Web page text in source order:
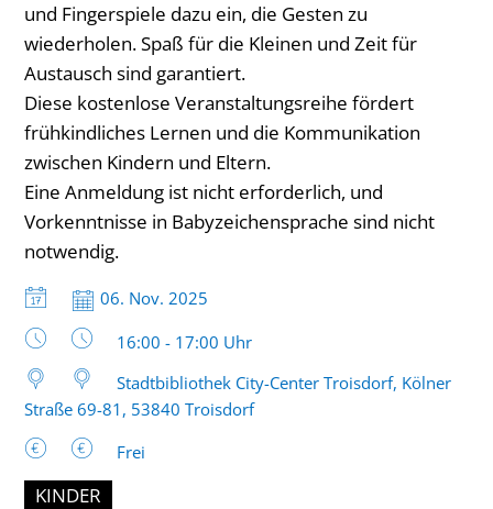
und Fingerspiele dazu ein, die Gesten zu
wiederholen. Spaß für die Kleinen und Zeit für
Austausch sind garantiert.
Diese kostenlose Veranstaltungsreihe fördert
frühkindliches Lernen und die Kommunikation
zwischen Kindern und Eltern.
Eine Anmeldung ist nicht erforderlich, und
Vorkenntnisse in Babyzeichensprache sind nicht
notwendig.
Datum:
06. Nov. 2025
Uhrzeit:
16:00 - 17:00 Uhr
Stadtbibliothek City-Center Troisdorf, Kölner
Straße 69-81, 53840 Troisdorf
Frei
KINDER